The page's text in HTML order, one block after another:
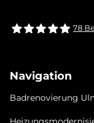
78
Navigation
Badrenovierung